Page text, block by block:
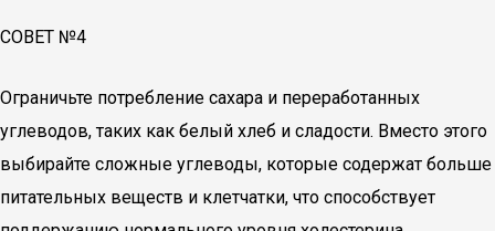
СОВЕТ №4
Ограничьте потребление сахара и переработанных
углеводов, таких как белый хлеб и сладости. Вместо этого
выбирайте сложные углеводы, которые содержат больше
питательных веществ и клетчатки, что способствует